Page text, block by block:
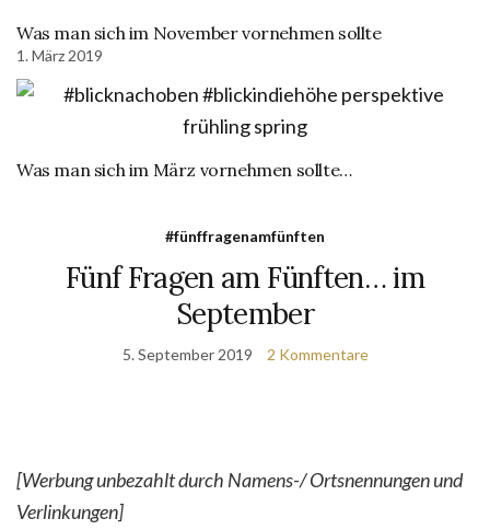
Was man sich im November vornehmen sollte
1. März 2019
Was man sich im März vornehmen sollte…
#fünffragenamfünften
Fünf Fragen am Fünften… im
September
5. September 2019 2 Kommentare
[Werbung unbezahlt durch Namens-/ Ortsnennungen und
Verlinkungen]